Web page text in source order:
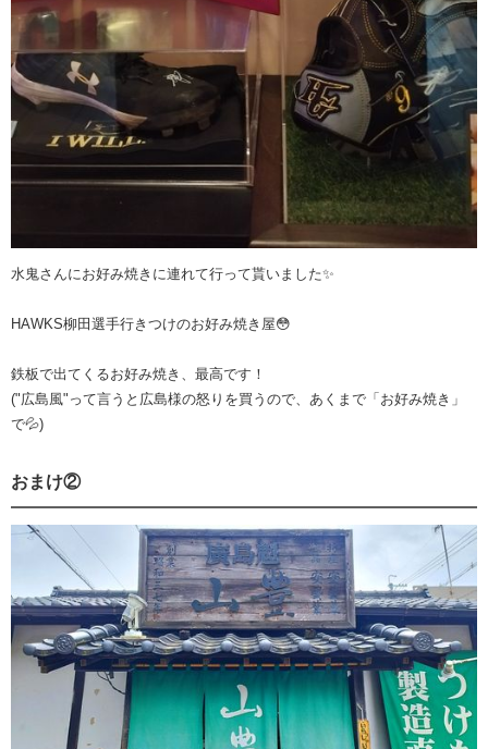
水鬼さんにお好み焼きに連れて行って貰いました✨
HAWKS柳田選手行きつけのお好み焼き屋😳
鉄板で出てくるお好み焼き、最高です！
("広島風"って言うと広島様の怒りを買うので、あくまで「お好み焼き」
で💦)
おまけ②